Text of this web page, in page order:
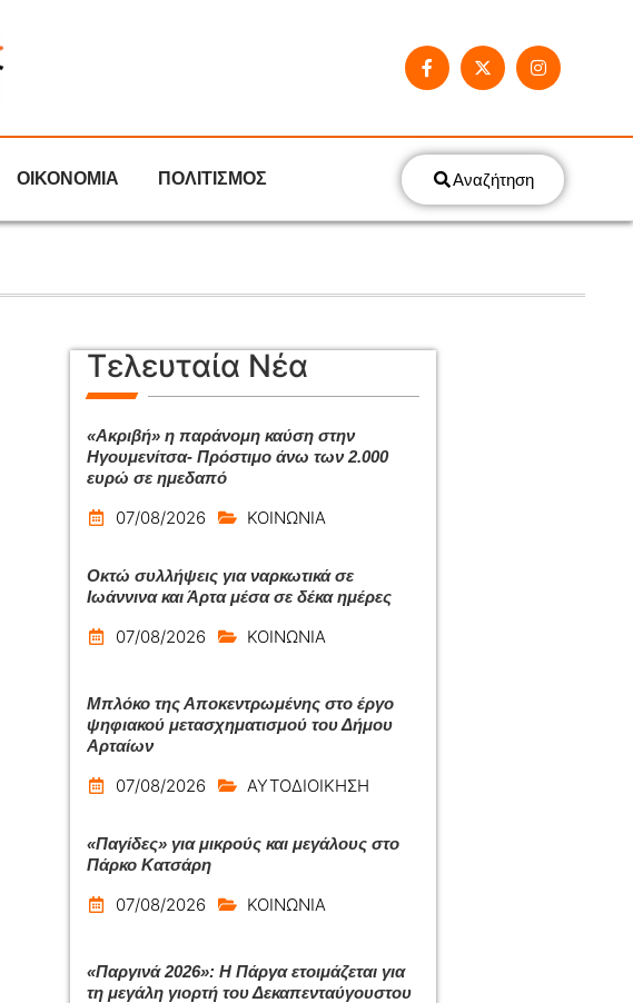
ΟΙΚΟΝΟΜΙΑ ΠΟΛΙΤΙΣΜΟΣ Αναζήτηση
Τελευταία Νέα
«Ακριβή» η παράνομη καύση στην
Ηγουμενίτσα- Πρόστιμο άνω των 2.000
ευρώ σε ημεδαπό
07/08/2026 ΚΟΙΝΩΝΙΑ
Οκτώ συλλήψεις για ναρκωτικά σε
Ιωάννινα και Άρτα μέσα σε δέκα ημέρες
07/08/2026 ΚΟΙΝΩΝΙΑ
Μπλόκο της Αποκεντρωμένης στο έργο
ψηφιακού μετασχηματισμού του Δήμου
Αρταίων
07/08/2026 ΑΥΤΟΔΙΟΙΚΗΣΗ
«Παγίδες» για μικρούς και μεγάλους στο
Πάρκο Κατσάρη
07/08/2026 ΚΟΙΝΩΝΙΑ
«Παργινά 2026»: Η Πάργα ετοιμάζεται για
τη μεγάλη γιορτή του Δεκαπενταύγουστου